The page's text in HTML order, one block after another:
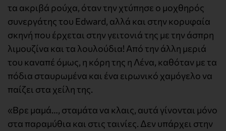
τα ακριβά ρούχα, όταν την χτύπησε ο μοχθηρός
συνεργάτης του Edward, αλλά και στην κορυφαία
σκηνή που έρχεται στην γειτονιά της με την άσπρη
λιμουζίνα και τα λουλούδια! Από την άλλη μεριά
του καναπέ όμως, η κόρη της η Λένα, καθόταν με τα
πόδια σταυρωμένα και ένα ειρωνικό χαμόγελο να
παίζει στα χείλη της.
«Βρε μαμά…, σταμάτα να κλαις, αυτά γίνονται μόνο
στα παραμύθια και στις ταινίες. Δεν υπάρχει στην